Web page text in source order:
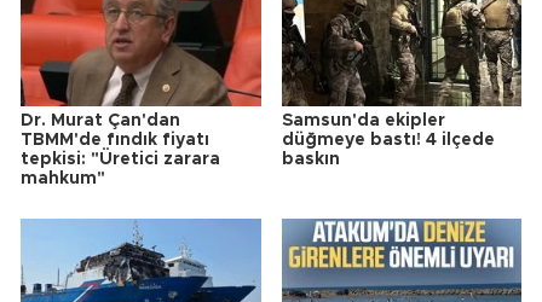
Dr. Murat Çan'dan
TBMM'de fındık fiyatı
tepkisi: "Üretici zarara
mahkum"
Samsun'da ekipler
düğmeye bastı! 4 ilçede
baskın